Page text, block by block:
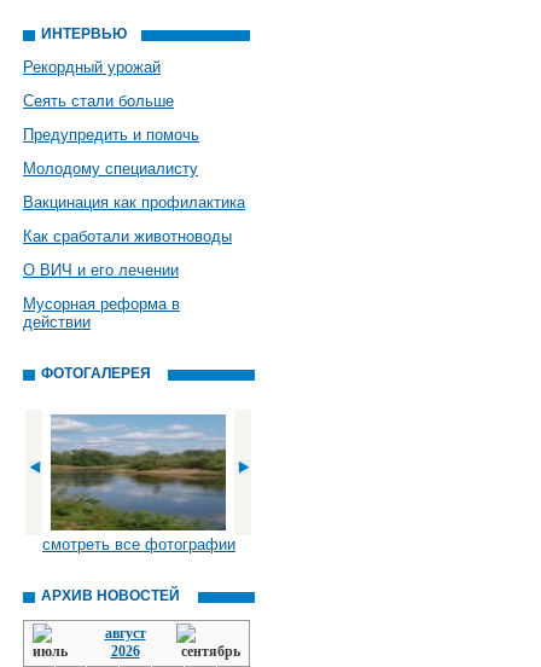
ИНТЕРВЬЮ
Рекордный урожай
Сеять стали больше
Предупредить и помочь
Молодому специалисту
Вакцинация как профилактика
Как сработали животноводы
О ВИЧ и его лечении
Мусорная реформа в
действии
ФОТОГАЛЕРЕЯ
смотреть все фотографии
АРХИВ НОВОСТЕЙ
август
2026